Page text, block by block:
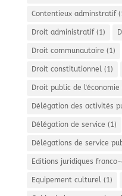
Contentieux adminstratif
Droit administratif(1)
Droit communautaire (1)
Droit constitutionnel(1)
Droit public de l'économie
Délégation des activités
Délégation de service (1)
Délégations de service
Editions juridiques
Equipement culturel(1)